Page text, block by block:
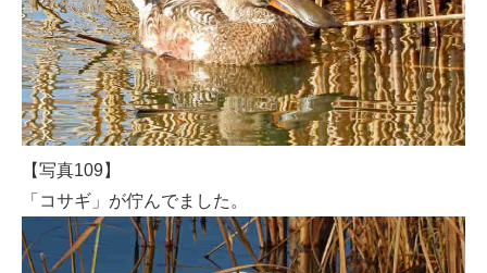
【写真109】
「コサギ」が佇んでました。